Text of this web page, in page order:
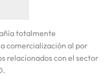
totalmente
comercialización al por
relacionados con el sector